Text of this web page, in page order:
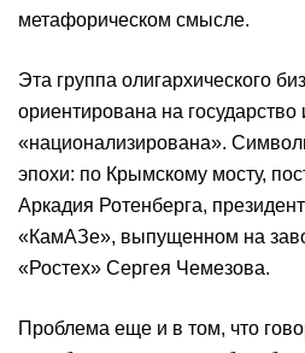
метафорическом смысле.
Эта группа олигархического
ориентирована на государство
«национализирована».
эпохи: по Крымскому мосту,
Аркадия Ротенберга,
«КамАЗе», выпущенном на
«Ростех» Сергея Чемезова.
Проблема еще и в том, что